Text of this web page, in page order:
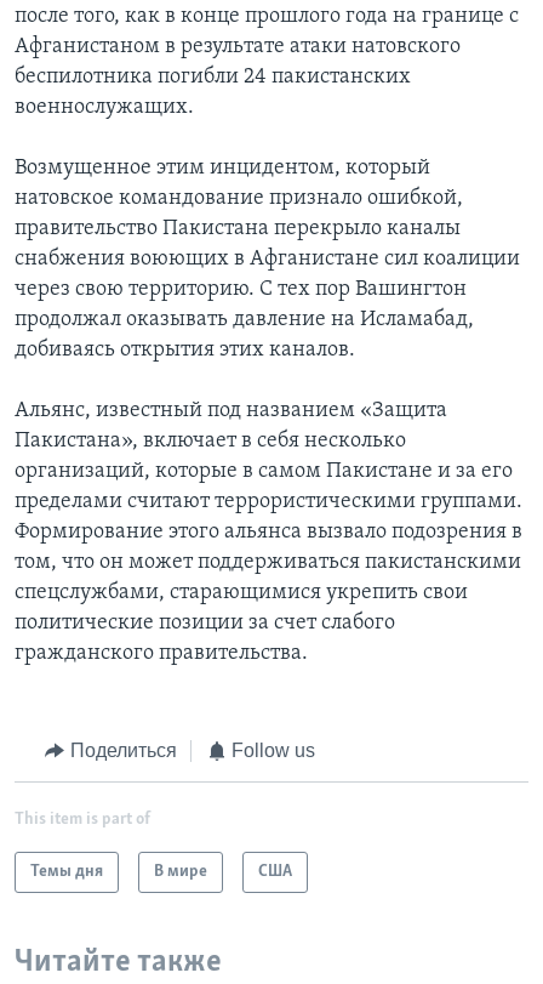
после того, как в конце прошлого года на границе с
Афганистаном в результате атаки натовского
беспилотника погибли 24 пакистанских
военнослужащих.
Возмущенное этим инцидентом, который
натовское командование признало ошибкой,
правительство Пакистана перекрыло каналы
снабжения воюющих в Афганистане сил коалиции
через свою территорию. С тех пор Вашингтон
продолжал оказывать давление на Исламабад,
добиваясь открытия этих каналов.
Альянс, известный под названием «Защита
Пакистана», включает в себя несколько
организаций, которые в самом Пакистане и за его
пределами считают террористическими группами.
Формирование этого альянса вызвало подозрения в
том, что он может поддерживаться пакистанскими
спецслужбами, старающимися укрепить свои
политические позиции за счет слабого
гражданского правительства.
Поделиться Follow us
This item is part of
Темы дня В мире США
Читайте также